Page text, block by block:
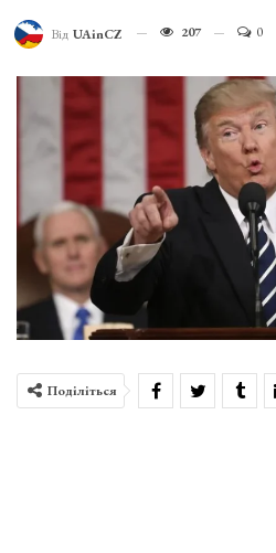
Від UAinCZ 207 0
Поділіться